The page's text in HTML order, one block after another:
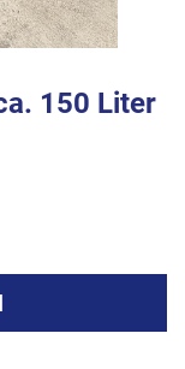
150 Liter